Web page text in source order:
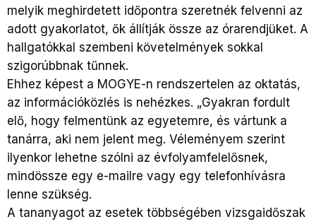
melyik meghirdetett időpontra szeretnék felvenni az
adott gyakorlatot, ők állítják össze az órarendjüket. A
hallgatókkal szembeni követelmények sokkal
szigorúbbnak tűnnek.
Ehhez képest a MOGYE-n rendszertelen az oktatás,
az információközlés is nehézkes. „Gyakran fordult
elő, hogy felmentünk az egyetemre, és vártunk a
tanárra, aki nem jelent meg. Véleményem szerint
ilyenkor lehetne szólni az évfolyamfelelősnek,
mindössze egy e-mailre vagy egy telefonhívásra
lenne szükség.
A tananyagot az esetek többségében vizsgaidőszak